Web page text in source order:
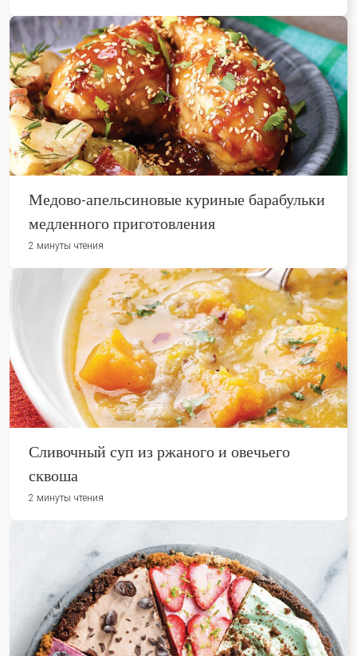
Медово-апельсиновые куриные барабульки
медленного приготовления
2 минуты чтения
Сливочный суп из ржаного и овечьего
сквоша
2 минуты чтения